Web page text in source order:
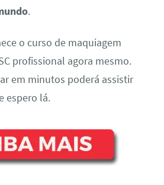
.
o curso de maquiagem
profissional agora mesmo.
em minutos poderá assistir
espero lá.